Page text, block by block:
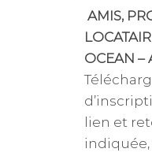
AMIS,
OCEAN –
lien et